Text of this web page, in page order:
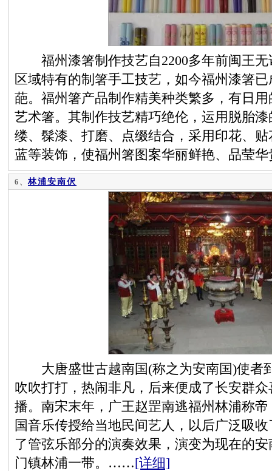
福州漆箸制作技艺自2200多年前闽王无
区域特有的制箸手工技艺，如今福州漆箸
葩。福州箸产品制作精美种类繁多，有日
艺术箸。其制作技艺精巧绝伦，运用脱胎
缕、髹漆、打磨、点缀结合，采用印花、
蓝等装饰，使福州箸图案华丽鲜艳、品莹
6、 林浦安南伬
大唐盛世古越南国(称之为安南国)使者
吹吹打打，热闹非凡，后来便成了长安群
播。南宋末年，广王赵罡南逃福州林浦称
国音乐传授给当地民间艺人，以后广泛吸
了管弦乐部分的演奏效果，演变为现在的
门镇林浦一带。……[详细]